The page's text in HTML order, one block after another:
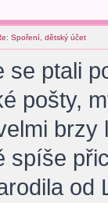
Spoření, dětský účet
se ptali
pošty,
brzy
spíše
od